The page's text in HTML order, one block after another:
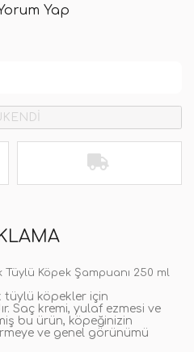
Yap
Tüylü Köpek Şampuanı 250 ml
tüylü köpekler için
Saç kremi, yulaf ezmesi ve
bu ürün, köpeğinizin
ve genel görünümü